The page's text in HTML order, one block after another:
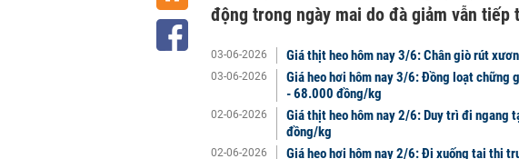
động trong ngày mai do đà giảm vẫn tiếp
03-06-2026 Giá thịt heo hôm nay 3/6: Chân giò rút
03-06-2026
Giá heo hơi hôm nay 3/6: Đồng loạt
- 68.000 đồng/kg
02-06-2026
Giá thịt heo hôm nay 2/6: Duy trì đi ngang
đồng/kg
02-06-2026
Giá heo hơi hôm nay 2/6: Đi xuống tại thị